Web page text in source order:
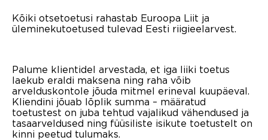
Kõiki otsetoetusi rahastab Euroopa Liit ja
üleminekutoetused tulevad Eesti riigieelarvest.
Palume klientidel arvestada, et iga liiki toetus
laekub eraldi maksena ning raha võib
arvelduskontole jõuda mitmel erineval kuupäeval.
Kliendini jõuab lõplik summa – määratud
toetustest on juba tehtud vajalikud vähendused ja
tasaarveldused ning füüsiliste isikute toetustelt on
kinni peetud tulumaks.